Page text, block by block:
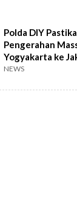
Polda DIY
Pengerahan
Yogyakarta ke
NEWS